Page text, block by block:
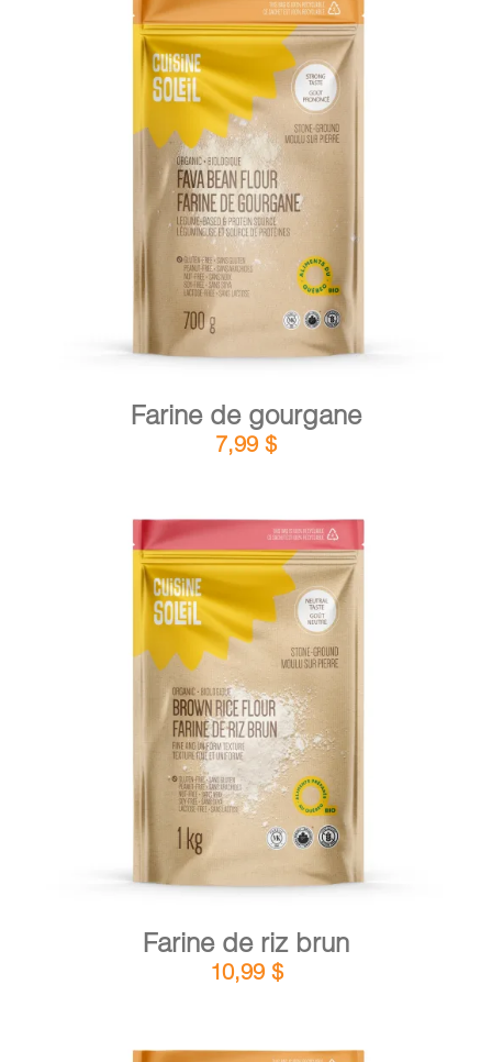
PANIER
EN
AJOUTER AU PANIER /
Farine de gourgane
7,99 $
AJOUTER AU PANIER DÉTAILS
Farine de riz brun
10,99 $